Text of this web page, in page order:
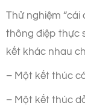
Thử nghiệm “cái
thông điệp thực
kết khác nhau
– Một kết thúc
– Một kết thúc